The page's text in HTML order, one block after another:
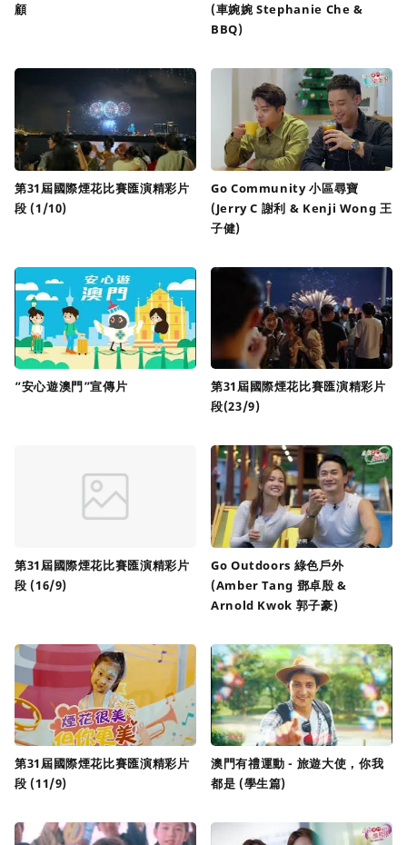
顧
(車婉婉 Stephanie Che &
BBQ)
第31屆國際煙花比賽匯演精彩片
段 (1/10)
Go Community 小區尋寶
(Jerry C 謝利 & Kenji Wong 王
子健)
“安心遊澳門”宣傳片
第31屆國際煙花比賽匯演精彩片
段(23/9)
第31屆國際煙花比賽匯演精彩片
段 (16/9)
Go Outdoors 綠色戶外
(Amber Tang 鄧卓殷 &
Arnold Kwok 郭子豪)
第31屆國際煙花比賽匯演精彩片
段 (11/9)
澳門有禮運動 - 旅遊大使，你我
都是 (學生篇)